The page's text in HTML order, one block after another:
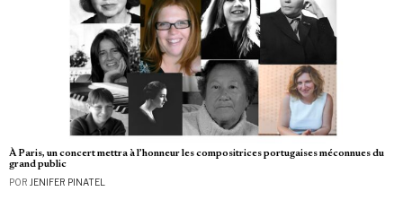
À Paris, un concert mettra à l’honneur les compositrices portugaises méconnues du
grand public
POR JENIFER PINATEL